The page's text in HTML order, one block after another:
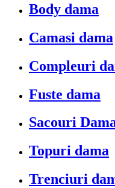
Body dama
Camasi dama
Compleuri
Fuste dama
Sacouri
Topuri dama
Trenciuri